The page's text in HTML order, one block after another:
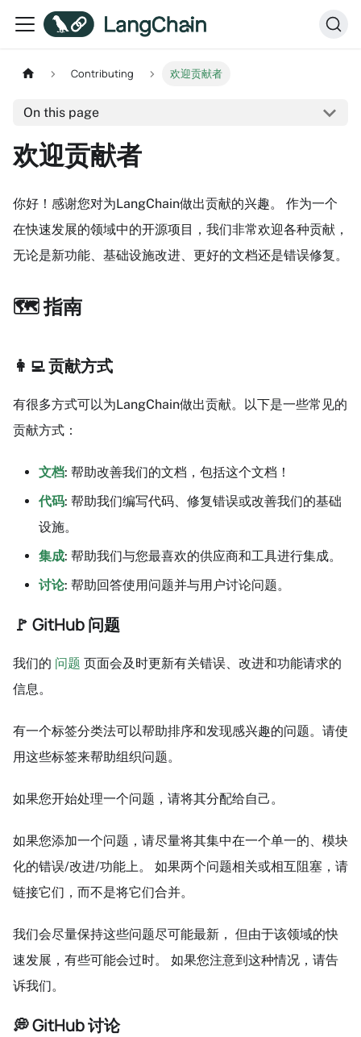
Contributing 欢迎贡献者
On this page
欢迎贡献者
你好！感谢您对为LangChain做出贡献的兴趣。 作为一个
在快速发展的领域中的开源项目，我们非常欢迎各种贡献，
无论是新功能、基础设施改进、更好的文档还是错误修复。
🗺️ 指南
👩‍💻 贡献方式
有很多方式可以为LangChain做出贡献。以下是一些常见的
贡献方式：
文档: 帮助改善我们的文档，包括这个文档！
代码: 帮助我们编写代码、修复错误或改善我们的基础
设施。
集成: 帮助我们与您最喜欢的供应商和工具进行集成。
讨论: 帮助回答使用问题并与用户讨论问题。
🚩 GitHub 问题
我们的 问题 页面会及时更新有关错误、改进和功能请求的
信息。
有一个标签分类法可以帮助排序和发现感兴趣的问题。请使
用这些标签来帮助组织问题。
如果您开始处理一个问题，请将其分配给自己。
如果您添加一个问题，请尽量将其集中在一个单一的、模块
化的错误/改进/功能上。 如果两个问题相关或相互阻塞，请
链接它们，而不是将它们合并。
我们会尽量保持这些问题尽可能最新， 但由于该领域的快
速发展，有些可能会过时。 如果您注意到这种情况，请告
诉我们。
💭 GitHub 讨论